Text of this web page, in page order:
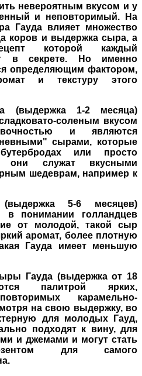
невероятным вкусом и у
и неповторимый. На
Гауда влияет множество
коров и выдержка сыра, а
которой каждый
в секрете. Но именно
определяющим фактором,
и текстуру этого
(выдержка 1-2 месяца)
соленым вкусом
и являются
сырами, которые
или просто
они служат вкусными
шедеврам, например к
5-6 месяцев)
в понимании голландцев
от молодой, такой сыр
аромат, более плотную
Гауда имеет меньшую
Гауда (выдержка от 18
палитрой ярких,
карамельно-
на свою выдержку, во
для молодых Гауд,
подходят к вину, для
и джемами и могут стать
для самого